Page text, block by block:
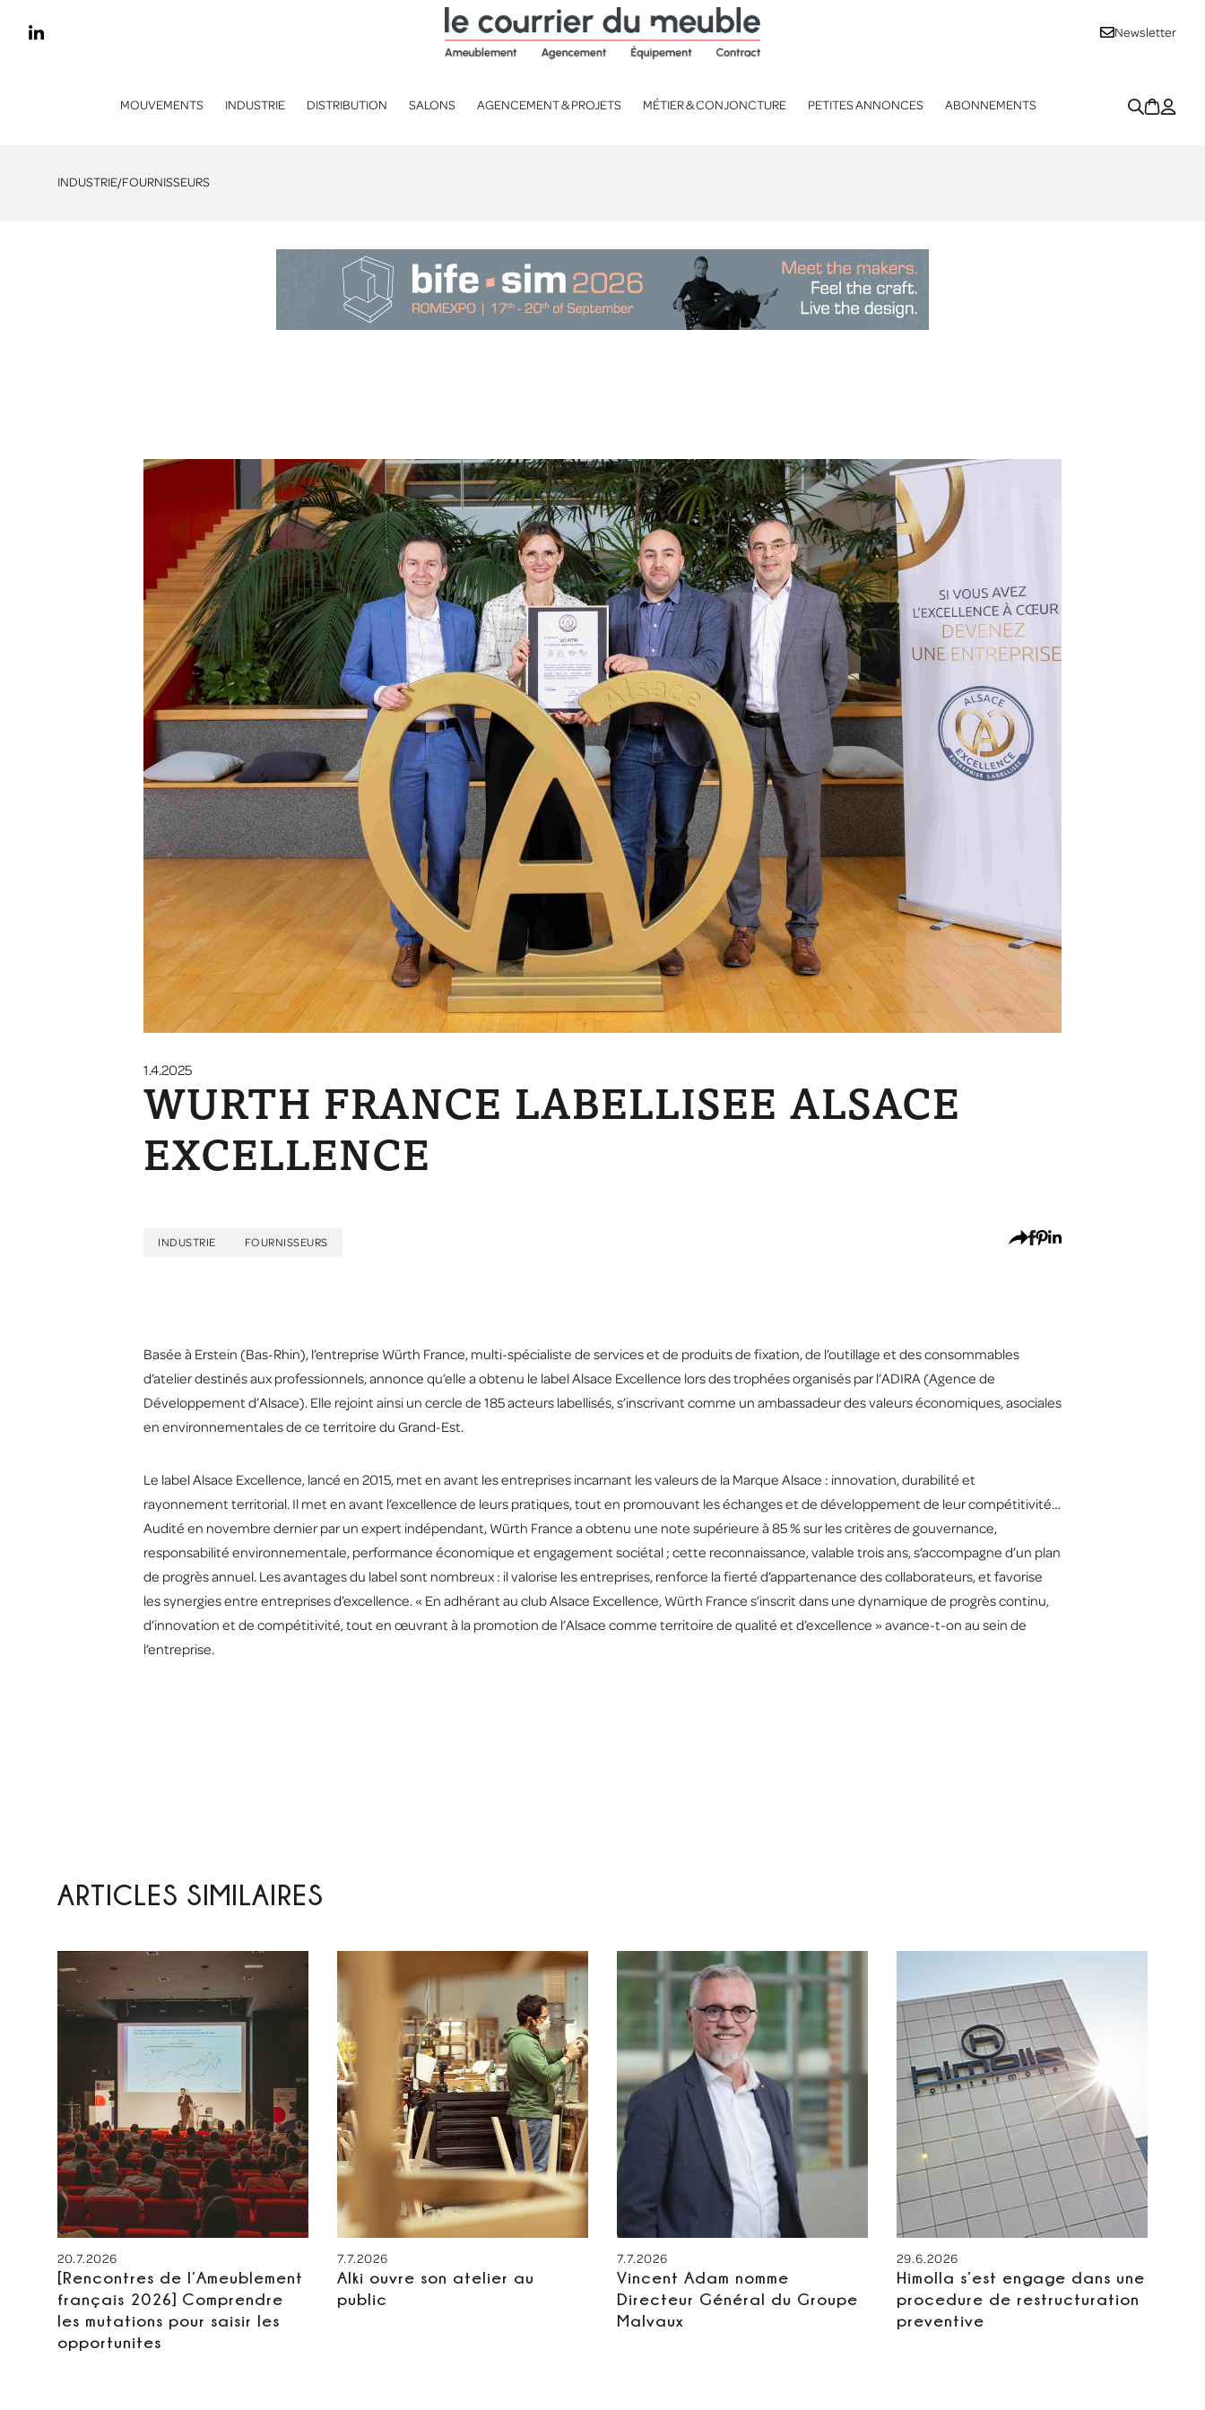
Newsletter
MOUVEMENTS INDUSTRIE DISTRIBUTION SALONS AGENCEMENT & PROJETS MÉTIER & CONJONCTURE PETITES ANNONCES ABONNEMENTS
INDUSTRIE/FOURNISSEURS
1.4.2025
WURTH FRANCE LABELLISEE ALSACE
EXCELLENCE
INDUSTRIE FOURNISSEURS
Basée à Erstein (Bas-Rhin), l’entreprise Würth France, multi-spécialiste de services et de produits de fixation, de l’outillage et des consommables
d’atelier destinés aux professionnels, annonce qu’elle a obtenu le label Alsace Excellence lors des trophées organisés par l’ADIRA (Agence de
Développement d’Alsace). Elle rejoint ainsi un cercle de 185 acteurs labellisés, s’inscrivant comme un ambassadeur des valeurs économiques, asociales
en environnementales de ce territoire du Grand-Est.
Le label Alsace Excellence, lancé en 2015, met en avant les entreprises incarnant les valeurs de la Marque Alsace : innovation, durabilité et
rayonnement territorial. Il met en avant l’excellence de leurs pratiques, tout en promouvant les échanges et de développement de leur compétitivité…
Audité en novembre dernier par un expert indépendant, Würth France a obtenu une note supérieure à 85 % sur les critères de gouvernance,
responsabilité environnementale, performance économique et engagement sociétal ; cette reconnaissance, valable trois ans, s’accompagne d’un plan
de progrès annuel. Les avantages du label sont nombreux : il valorise les entreprises, renforce la fierté d’appartenance des collaborateurs, et favorise
les synergies entre entreprises d’excellence. « En adhérant au club Alsace Excellence, Würth France s’inscrit dans une dynamique de progrès continu,
d’innovation et de compétitivité, tout en œuvrant à la promotion de l’Alsace comme territoire de qualité et d’excellence » avance-t-on au sein de
l’entreprise.
ARTICLES SIMILAIRES
20.7.2026
[Rencontres de l’Ameublement
français 2026] Comprendre
les mutations pour saisir les
opportunites
7.7.2026
Alki ouvre son atelier au
public
7.7.2026
Vincent Adam nomme
Directeur Général du Groupe
Malvaux
29.6.2026
Himolla s’est engage dans une
procedure de restructuration
preventive